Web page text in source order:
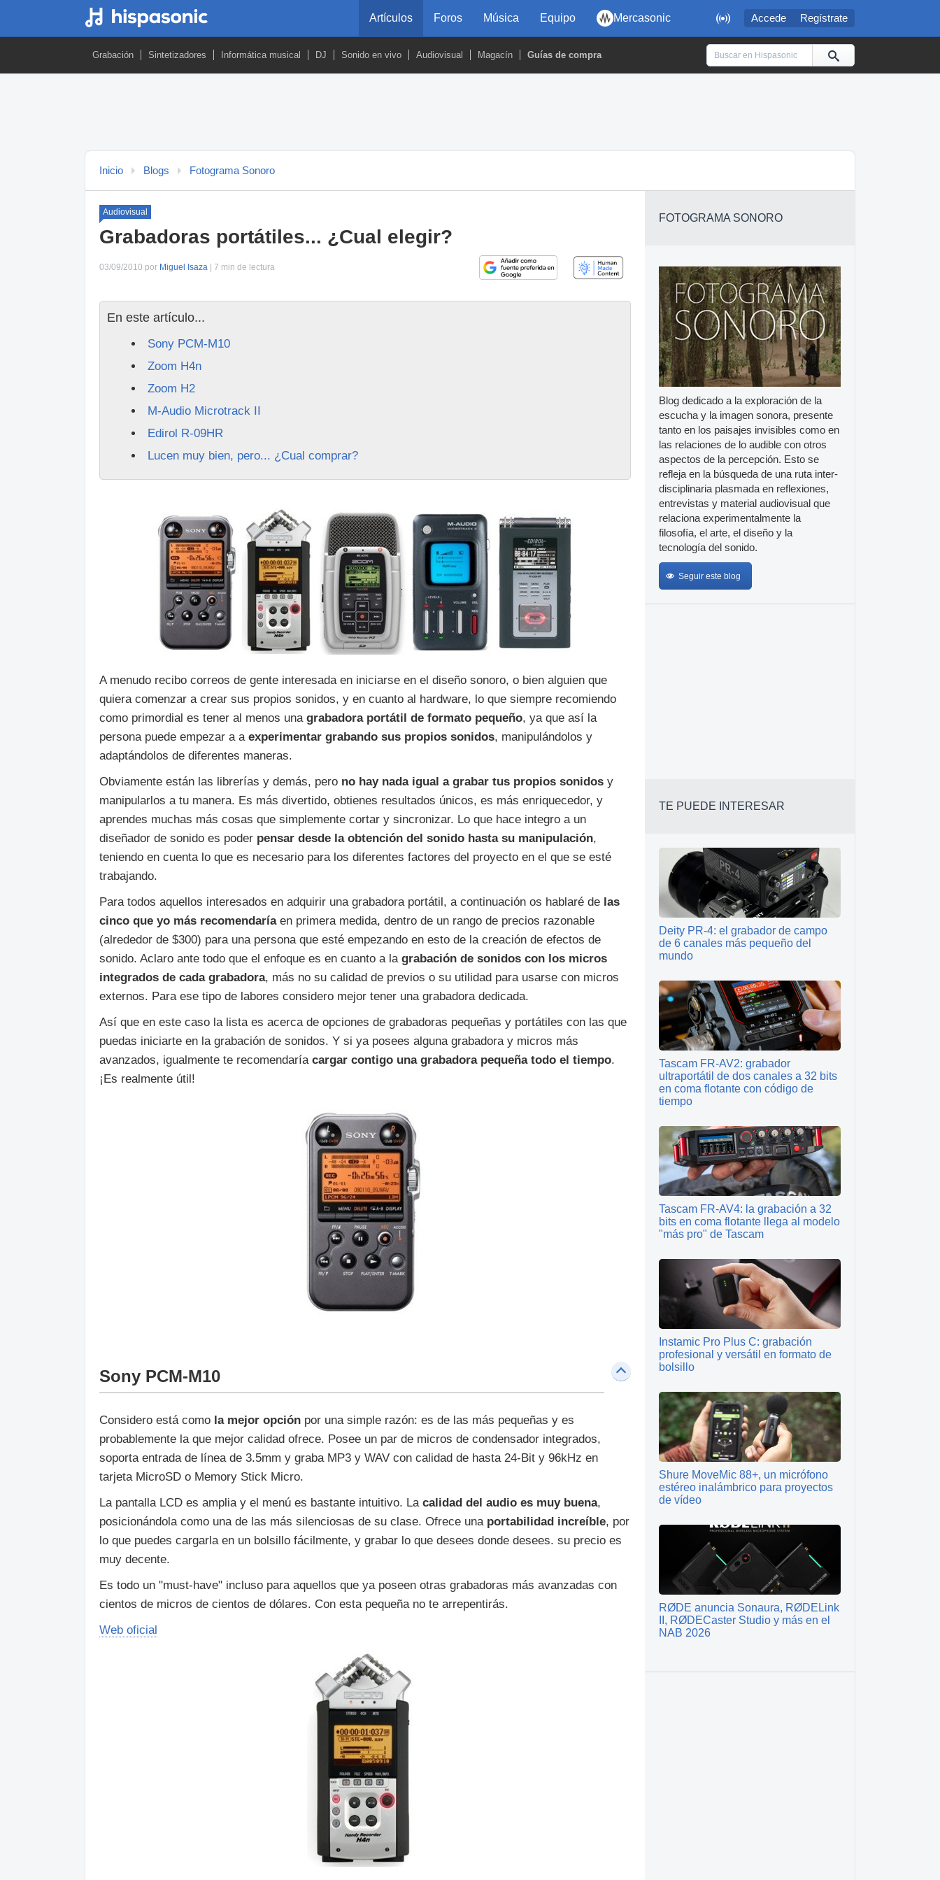
 Accede Regístrate
Artículos Foros Música Equipo Mercasonic
Grabación Sintetizadores Informática musical DJ Sonido en vivo Audiovisual Magacín Guías de compra
Inicio Blogs Fotograma Sonoro
Audiovisual
Grabadoras portátiles... ¿Cual elegir?
03/09/2010 por Miguel Isaza | 7 min de lectura
En este artículo...
Sony PCM-M10
Zoom H4n
Zoom H2
M-Audio Microtrack II
Edirol R-09HR
Lucen muy bien, pero... ¿Cual comprar?
A menudo recibo correos de gente interesada en iniciarse en el diseño sonoro, o bien alguien que
quiera comenzar a crear sus propios sonidos, y en cuanto al hardware, lo que siempre recomiendo
como primordial es tener al menos una grabadora portátil de formato pequeño, ya que así la
persona puede empezar a aexperimentar grabando sus propios sonidos, manipulándolos y
adaptándolos de diferentes maneras.
Obviamente están las librerías y demás, pero no hay nada igual a grabar tus propios sonidos y
manipularlos a tu manera. Es más divertido, obtienes resultados únicos, es más enriquecedor, y
aprendes muchas más cosas que simplemente cortar y sincronizar. Lo que hace integro a un
diseñador de sonido es poder pensar desde la obtención del sonido hasta su manipulación,
teniendo en cuenta lo que es necesario para los diferentes factores del proyecto en el que se esté
trabajando.
Para todos aquellos interesados en adquirir una grabadora portátil, a continuación os hablaré de las
cinco que yo más recomendaríaen primera medida, dentro de un rango de precios razonable
(alrededor de $300) para una persona que esté empezando en esto de la creación de efectos de
sonido. Aclaro ante todo que el enfoque es en cuanto a lagrabación de sonidos con los micros
integrados de cada grabadora, más no su calidad de previos o su utilidad para usarse con micros
externos. Para ese tipo de labores considero mejor tener una grabadora dedicada.
Así que en este caso la lista es acerca de opciones de grabadoras pequeñas y portátiles con las que
puedas iniciarte en la grabación de sonidos. Y si ya posees alguna grabadora y micros más
avanzados, igualmente te recomendaríacargar contigo una grabadora pequeña todo el tiempo.
¡Es realmente útil!
Sony PCM-M10
Considero está como la mejor opción por una simple razón: es de las más pequeñas y es
probablemente la que mejor calidad ofrece. Posee un par de micros de condensador integrados,
soporta entrada de línea de 3.5mm y graba MP3 y WAV con calidad de hasta 24-Bit y 96kHz en
tarjeta MicroSD o Memory Stick Micro.
La pantalla LCD es amplia y el menú es bastante intuitivo. La calidad del audio es muy buena,
posicionándola como una de las más silenciosas de su clase. Ofrece una portabilidad increíble, por
lo que puedes cargarla en un bolsillo fácilmente, y grabar lo que desees donde desees. su precio es
muy decente.
Es todo un "must-have" incluso para aquellos que ya poseen otras grabadoras más avanzadas con
cientos de micros de cientos de dólares. Con esta pequeña no te arrepentirás.
Web oficial
FOTOGRAMA SONORO
Blog dedicado a la exploración de la
escucha y la imagen sonora, presente
tanto en los paisajes invisibles como en
las relaciones de lo audible con otros
aspectos de la percepción. Esto se
refleja en la búsqueda de una ruta inter-
disciplinaria plasmada en reflexiones,
entrevistas y material audiovisual que
relaciona experimentalmente la
filosofía, el arte, el diseño y la
tecnología del sonido.
Seguir este blog
TE PUEDE INTERESAR
Deity PR‑4: el grabador de campo
de 6 canales más pequeño del
mundo
Tascam FR-AV2: grabador
ultraportátil de dos canales a 32 bits
en coma flotante con código de
tiempo
Tascam FR-AV4: la grabación a 32
bits en coma flotante llega al modelo
"más pro" de Tascam
Instamic Pro Plus C: grabación
profesional y versátil en formato de
bolsillo
Shure MoveMic 88+, un micrófono
estéreo inalámbrico para proyectos
de vídeo
RØDE anuncia Sonaura, RØDELink
II, RØDECaster Studio y más en el
NAB 2026